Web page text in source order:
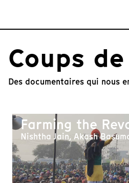
Coups
Des documentaires qui nous
Farming the
Nishtha Jain, Akash